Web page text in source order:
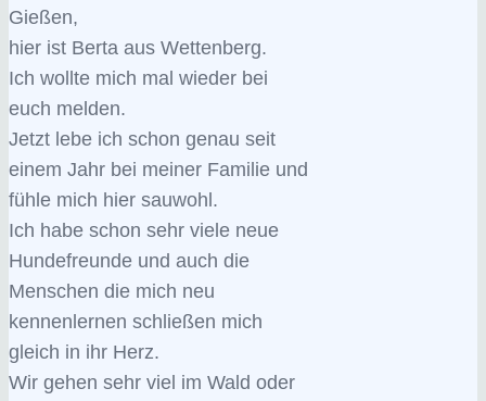
Gießen,
hier ist Berta aus Wettenberg.
Ich wollte mich mal wieder bei
euch melden.
Jetzt lebe ich schon genau seit
einem Jahr bei meiner Familie und
fühle mich hier sauwohl.
Ich habe schon sehr viele neue
Hundefreunde und auch die
Menschen die mich neu
kennenlernen schließen mich
gleich in ihr Herz.
Wir gehen sehr viel im Wald oder